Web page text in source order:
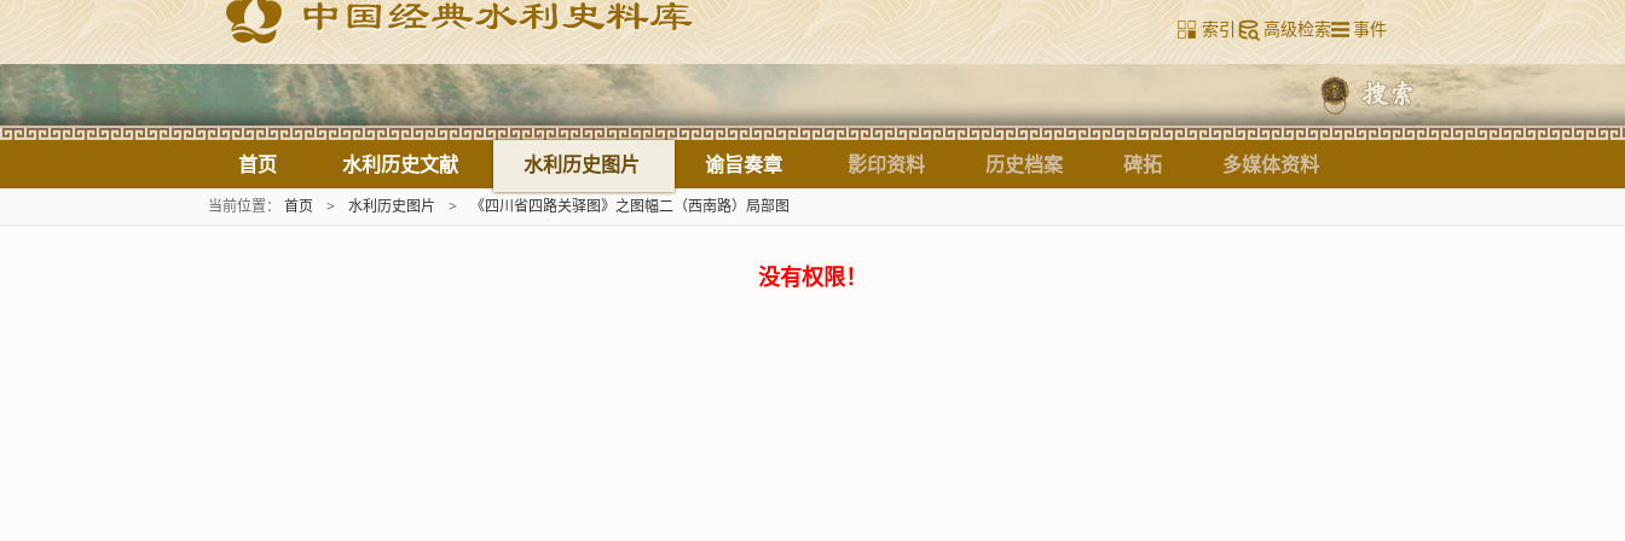
索引 高级检索 事件
标题
首页 水利历史文献 水利历史图片 谕旨奏章 影印资料 历史档案 碑拓 多媒体资料
当前位置： 首页 > 水利历史图片 > 《四川省四路关驿图》之图幅二（西南路）局部图
没有权限！